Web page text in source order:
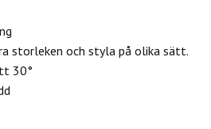
storleken och styla på olika sätt.
30°